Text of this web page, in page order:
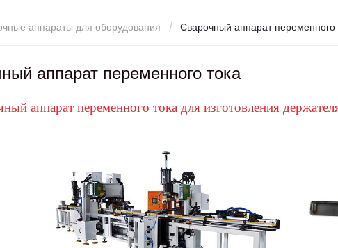
аппараты для оборудования Сварочный аппарат переменного
аппарат переменного тока
аппарат переменного тока для изготовления